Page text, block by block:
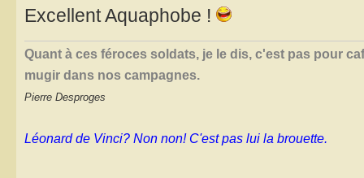
Excellent Aquaphobe !
Quant à ces féroces soldats, je le dis, c'est pas pour
mugir dans nos campagnes.
Pierre Desproges
Léonard de Vinci? Non non! C'est pas lui la brouette.